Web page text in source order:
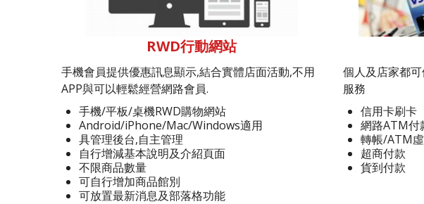
RWD行動網站
手機會員提供優惠訊息顯示,結合實體店面活動,不用
APP與可以輕鬆經營網路會員.
手機/平板/桌機RWD購物網站
Android/iPhone/Mac/Windows適用
具管理後台,自主管理
自行增減基本說明及介紹頁面
不限商品數量
可自行增加商品館別
可放置最新消息及部落格功能
個人及店家都
服務
信用卡刷卡
網路ATM付
轉帳/ATM
超商付款
貨到付款